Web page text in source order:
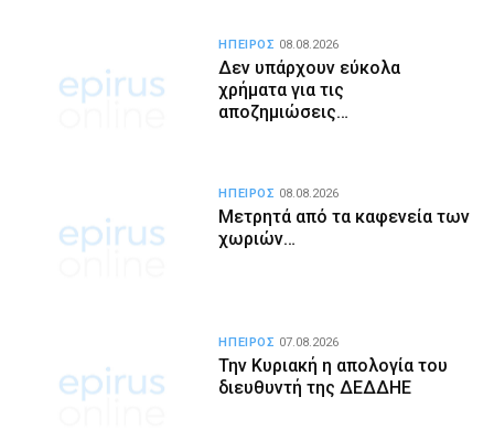
Δεν υπάρχουν εύκολα
χρήματα για τις
αποζημιώσεις…
ΗΠΕΙΡΟΣ 08.08.2026
Μετρητά από τα καφενεία των
χωριών…
ΗΠΕΙΡΟΣ 08.08.2026
Την Κυριακή η απολογία του
διευθυντή της ΔΕΔΔΗΕ
ΗΠΕΙΡΟΣ 07.08.2026